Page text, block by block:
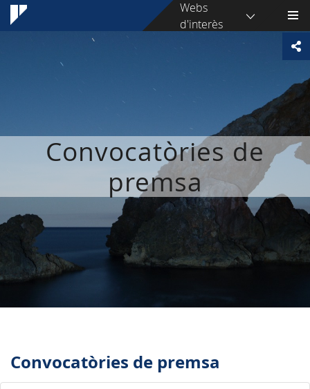
Webs
d'interès
Convocatòries de
premsa
Convocatòries de premsa